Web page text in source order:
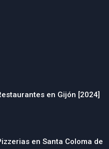
en Gijón [2024]
en Santa Coloma de